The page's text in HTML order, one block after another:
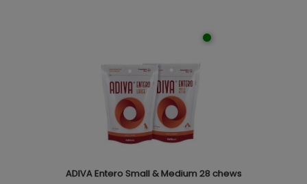
ADIVA Entero Small & Medium 28 chews